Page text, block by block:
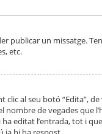
publicar un missatge.
etc.
al seu botó “Edita”,
de vegades que
editat l’entrada, tot i